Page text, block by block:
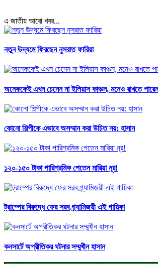
এ জাতীয় আরো খবর...
নতুন উদ্যমে ফিরছেন নুসরাত ফারিয়া
অনেককেই এখন চেনেন না ইলিয়াস কাঞ্চন, মনেও রাখতে
কোনো শিল্পীকে এভাবে অসম্মান করা উচিত নয়: হাসান
১২০-১৫০ টাকা পারিশ্রমিক পেতেন মারিয়া নূর!
ট্রাম্পের বিরুদ্ধে ফের সরব গ্র্যামিজয়ী এই গায়িকা
কনসার্টে অপ্রীতিকর ঘটনার সম্মুখীন হাসান